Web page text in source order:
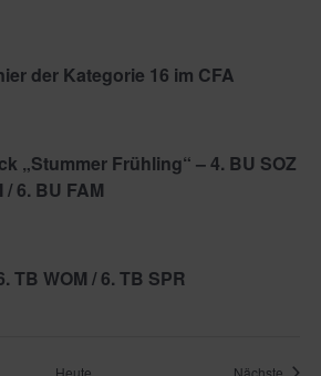
der Kategorie 16 im CFA
„Stummer Frühling“ – 4. BU SOZ
/ 6. BU FAM
TB WOM / 6. TB SPR
Heute Nächste